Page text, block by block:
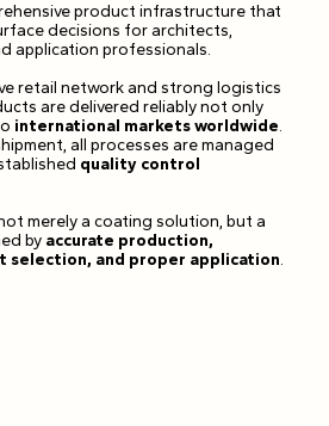
product infrastructure that
decisions for architects,
application professionals.
retail network and strong logistics
are delivered reliably not only
international markets worldwide.
all processes are managed
quality control
merely a coating solution, but a
by accurate production,
selection, and proper application.